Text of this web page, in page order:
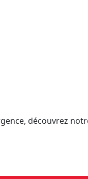
découvrez